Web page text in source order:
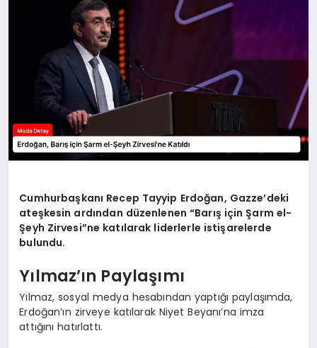
TEKNOLOJI
YAŞAM
Cumhurbaşkanı Recep Tayyip Erdoğan, Gazze’deki
ateşkesin ardından düzenlenen “Barış için Şarm el-
Şeyh Zirvesi”ne katılarak liderlerle istişarelerde
bulundu.
Yılmaz’ın Paylaşımı
Yılmaz, sosyal medya hesabından yaptığı paylaşımda,
Erdoğan’ın zirveye katılarak Niyet Beyanı’na imza
attığını hatırlattı.